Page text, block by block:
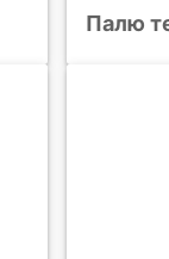
Палю